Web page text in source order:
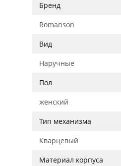
Бренд
Romanson
Вид
Наручные
Пол
женский
Тип механизма
Кварцевый
Материал корпуса